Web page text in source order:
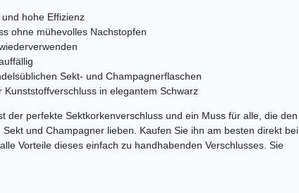
hohe Effizienz
ohne mühevolles Nachstopfen
Sekt- und Champagnerflaschen
Kunststoffverschluss in elegantem Schwarz
der perfekte Sektkorkenverschluss und ein Muss für alle, die den
und Champagner lieben. Kaufen Sie ihn am besten direkt bei
Vorteile dieses einfach zu handhabenden Verschlusses. Sie